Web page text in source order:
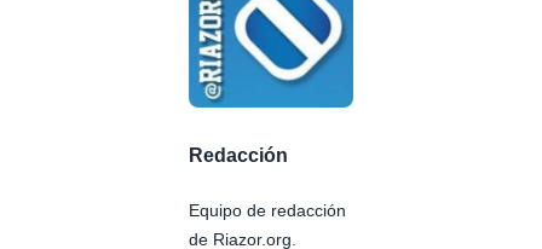
Redacción
Equipo de redacción
de Riazor.org.